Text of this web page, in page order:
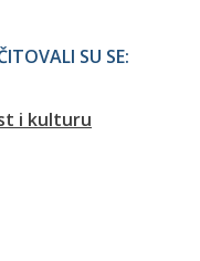
SU SE:
i kulturu